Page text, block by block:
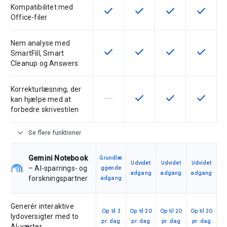
Kompatibilitet med
Office-filer
Denne funktion er tilgængelig for
check Denne funktion er
check Denne funktion
check Denne
check
Nem analyse med
SmartFill, Smart
Cleanup og Answers
Denne funktion er tilgængelig for
check Denne funktion er
check Denne funktion
check Denne
check
Korrekturlæsning, der
kan hjælpe med at
forbedre skrivestilen
Denne funktion understøttes ikke
horizontal_rule Denne funktion er
check Denne funktion
check Denne
check
expand_more Se flere funktioner
Gemini Notebook
– AI-sparrings- og
forskningspartner
Grundlæ
ggende
adgang
Udvidet
adgang
Udvidet
adgang
Udvidet
adgang
Generér interaktive
lydoversigter med to
Op til 3
pr. dag
Op til 20
pr. dag
Op til 20
pr. dag
Op til 20
pr. dag